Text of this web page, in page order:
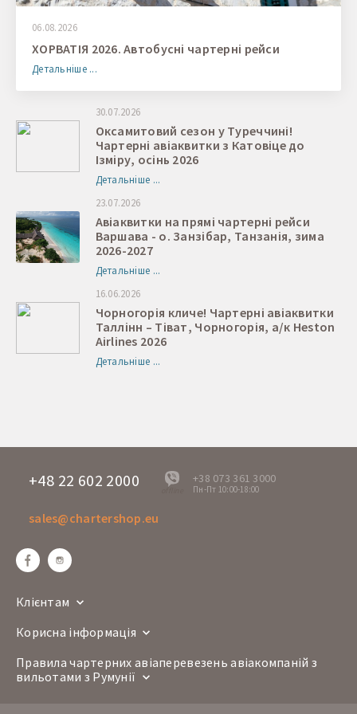
06.08.2026
ХОРВАТІЯ 2026. Автобусні чартерні рейси
Детальніше ...
30.07.2026
Оксамитовий сезон у Туреччині!
Чартерні авіаквитки з Катовіце до
Ізміру, осінь 2026
Детальніше ...
23.07.2026
Авіаквитки на прямі чартерні рейси
Варшава - о. Занзібар, Танзанія, зима
2026-2027
Детальніше ...
16.06.2026
Чорногорія кличе! Чартерні авіаквитки
Таллінн – Тіват, Чорногорія, а/к Heston
Airlines 2026
Детальніше ...
+48 22 602 2000
offline
+38 073 361 3000
Пн-Пт 10:00-18:00
sales@chartershop.eu
Клієнтам
Корисна інформація
Правила чартерних авіаперевезень авіакомпаній з
вильотами з Румунії